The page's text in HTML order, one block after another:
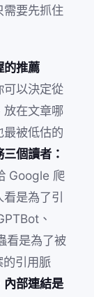
需要先抓住
的推薦
可以決定從
放在文章哪
被低估的
個讀者：
Google 爬
是為了引
、
看是為了被
引用脈
內部連結是